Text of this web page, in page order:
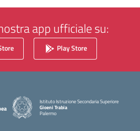
app ufficiale su:
Play Store
Istituto Istruzione Secondaria Superiore
Gioeni Trabia
Palermo